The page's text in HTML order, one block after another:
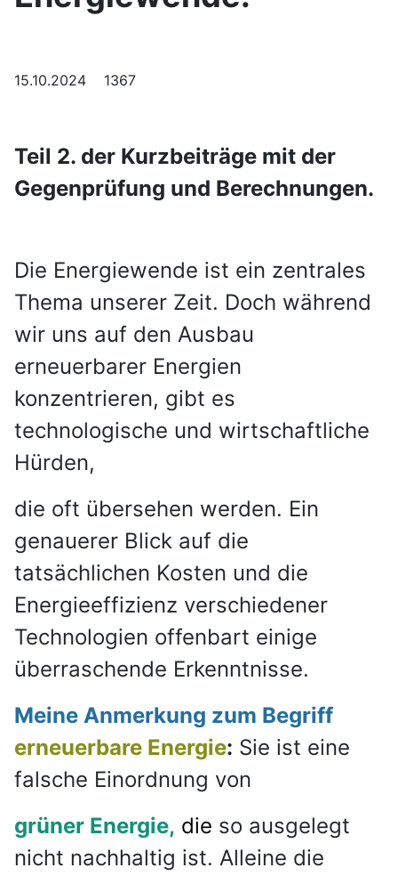
15.10.2024 1367
Teil 2. der Kurzbeiträge mit der
Gegenprüfung und Berechnungen.
Die Energiewende ist ein zentrales
Thema unserer Zeit. Doch während
wir uns auf den Ausbau
erneuerbarer Energien
konzentrieren, gibt es
technologische und wirtschaftliche
Hürden,
die oft übersehen werden. Ein
genauerer Blick auf die
tatsächlichen Kosten und die
Energieeffizienz verschiedener
Technologien offenbart einige
überraschende Erkenntnisse.
Meine Anmerkung zum Begriff
erneuerbare Energie: Sie ist eine
falsche Einordnung von
grüner Energie, die so ausgelegt
nicht nachhaltig ist. Alleine die